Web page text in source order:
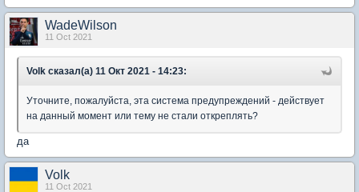
WadeWilson
11 Oct 2021
Volk сказал(а) 11 Окт 2021 - 14:23:
Уточните, пожалуйста, эта система предупреждений - действует
на данный момент или тему не стали откреплять?
да
Volk
11 Oct 2021